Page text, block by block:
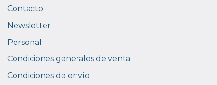
Contacto
Newsletter
Personal
Condiciones generales de venta
Condiciones de envío